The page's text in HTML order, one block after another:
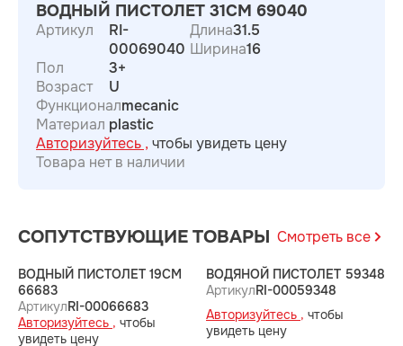
ВОДНЫЙ ПИСТОЛЕТ 31СМ 69040
Артикул
RI-
00069040
Пол
3+
Возраст
U
Функционалmecanic
Материал plastic
Длина31.5
Ширина16
Авторизуйтесь , чтобы увидеть цену
Товара нет в наличии
СОПУТСТВУЮЩИЕ ТОВАРЫ Смотреть все
ВОДНЫЙ ПИСТОЛЕТ 19СМ
66683
АртикулRI-00066683
Авторизуйтесь , чтобы
увидеть цену
ВОДЯНОЙ ПИСТОЛЕТ 59348
АртикулRI-00059348
Авторизуйтесь , чтобы
увидеть цену